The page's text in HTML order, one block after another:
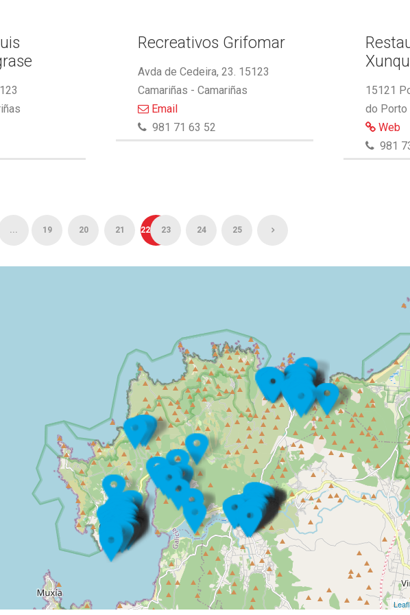
Recreativos Grifomar
Avda de Cedeira, 23. 15123
Camariñas - Camariñas
Email
981 71 63 52
15121
do Porto
Web
981
... 19 20 21 22 23 24 25